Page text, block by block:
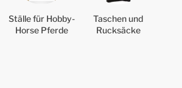
Ställe für Hobby-
Horse Pferde
Taschen und
Rucksäcke